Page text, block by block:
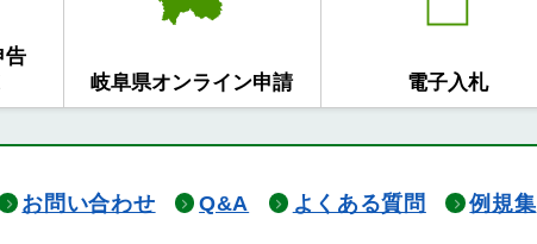
告
岐阜県オンライン申請 電子入札
お問い合わせ Q&A よくある質問 例規集